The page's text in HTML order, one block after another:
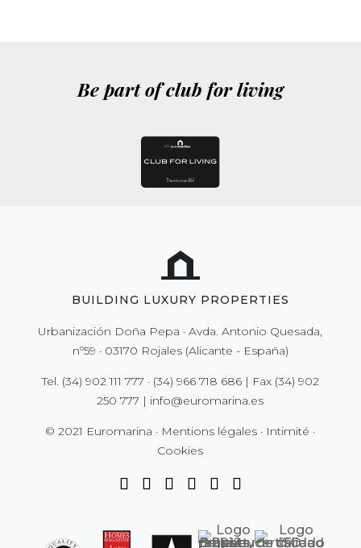
Be part of club for living
BUILDING LUXURY PROPERTIES
Urbanización Doña Pepa · Avda. Antonio Quesada,
nº59 · 03170 Rojales (Alicante - España)
Tel. (34) 902 111 777 · (34) 966 718 686| Fax (34) 902
250 777 | info@euromarina.es
© 2021 Euromarina · Mentions légales · Intimité ·
Cookies